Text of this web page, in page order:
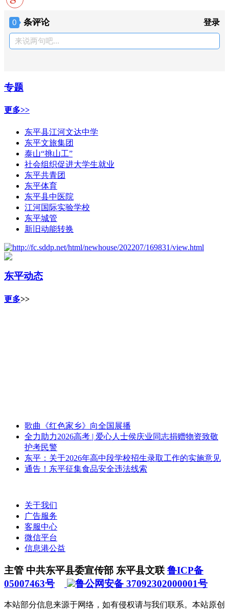
0 条评论 登录
来说两句吧...
专题
更多>>
东平县江河文达中学
东平文旅集团
泰山“挑山工”
社会组织促进大学生就业
东平共青团
东平体育
东平县中医院
江河国际实验学校
东平城管
新旧动能转换
东平动态
更多>>
歌曲《红色家乡》向全国展播
全力助力2026高考 | 爱心人士侯庆业同志捐赠物资致敬
护考民警
东平：关于2026年高中段学校招生录取工作的实施意见
通告！东平征集食品安全违法线索
关于我们
广告服务
客服中心
微信平台
信息港公益
主管 中共东平县委宣传部 东平县文联 鲁ICP备
05007463号
鲁公网安备 37092302000001号
本站部分信息来源于网络，如有侵权请与我们联系。本站原创